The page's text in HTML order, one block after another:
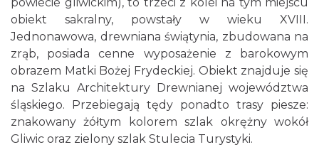
obiekt sakralny, powstały w wieku XVIII.
Jednonawowa, drewniana świątynia, zbudowana na
zrąb, posiada cenne wyposażenie z barokowym
obrazem Matki Bożej Frydeckiej. Obiekt znajduje się
na Szlaku Architektury Drewnianej województwa
śląskiego. Przebiegają tędy ponadto trasy piesze:
znakowany żółtym kolorem szlak okrężny wokół
Gliwic oraz zielony szlak Stulecia Turystyki.